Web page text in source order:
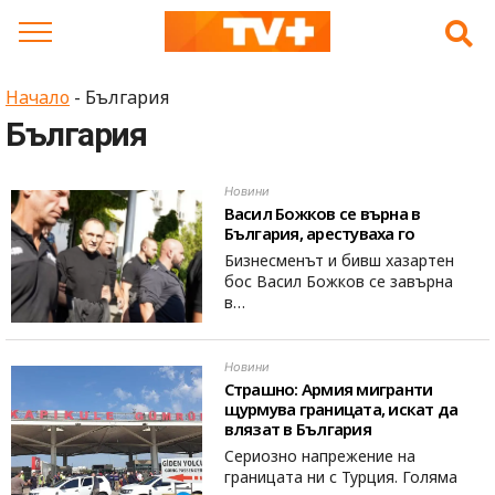
Начало - България
България
Новини
Васил Божков се върна в
България, арестуваха го
Бизнесменът и бивш хазартен
бос Васил Божков се завърна
в…
Новини
Страшно: Армия мигранти
щурмува границата, искат да
влязат в България
Сериозно напрежение на
границата ни с Турция. Голяма